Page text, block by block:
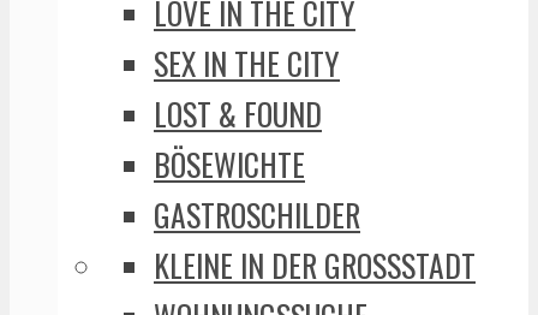
LOVE IN THE CITY
SEX IN THE CITY
LOST & FOUND
BÖSEWICHTE
GASTROSCHILDER
KLEINE IN DER GROSSSTADT